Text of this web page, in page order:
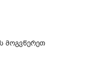
მოგვწერეთ